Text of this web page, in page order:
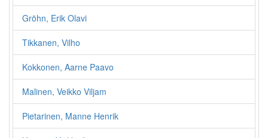
Gröhn, Erik Olavi
Tikkanen, Vilho
Kokkonen, Aarne Paavo
Malinen, Veikko Viljam
Pietarinen, Manne Henrik